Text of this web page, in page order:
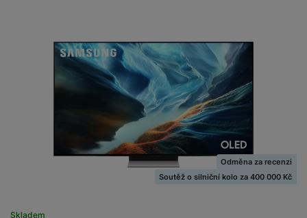
Skladem
Odměna za recenzi
Soutěž o silniční kolo za 400 000 Kč